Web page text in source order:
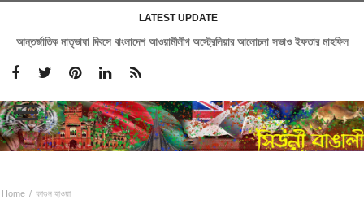
LATEST UPDATE
আন্তর্জাতিক মাতৃভাষা দিবসে বাংলাদেশ আওয়ামীলীগ অস্ট্রেলিয়ার আলোচনা সভাও ইফতার মাহফিল
Home ফাগুন হাওয়া